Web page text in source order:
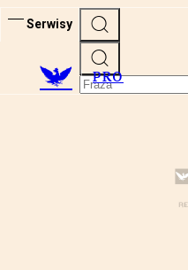
Serwisy
PRO